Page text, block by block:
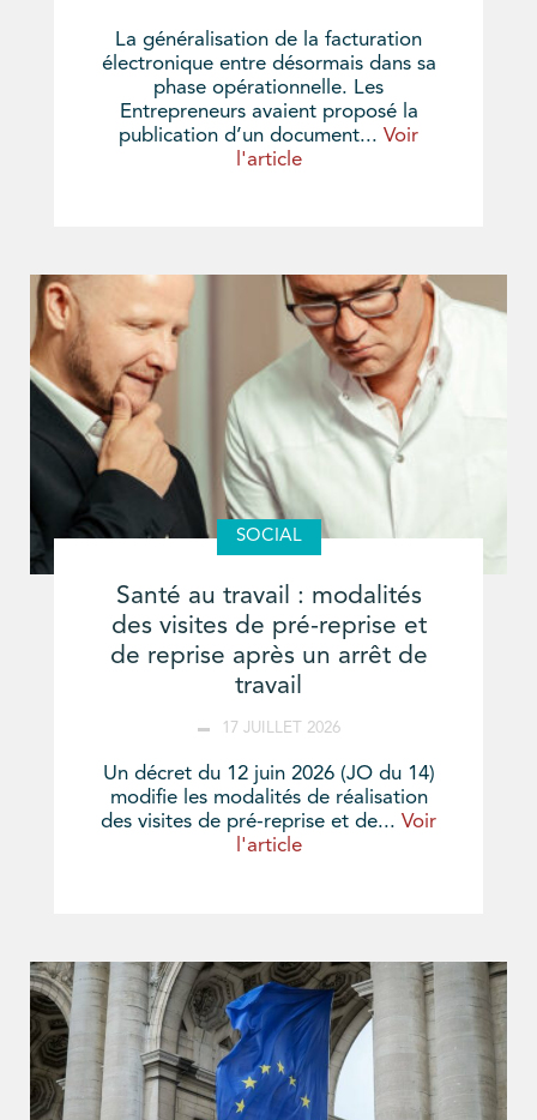
La généralisation de la facturation
électronique entre désormais dans sa
phase opérationnelle. Les
Entrepreneurs avaient proposé la
publication d’un document... Voir
l'article
SOCIAL
Santé au travail : modalités
des visites de pré-reprise et
de reprise après un arrêt de
travail
17 JUILLET 2026
Un décret du 12 juin 2026 (JO du 14)
modifie les modalités de réalisation
des visites de pré-reprise et de... Voir
l'article